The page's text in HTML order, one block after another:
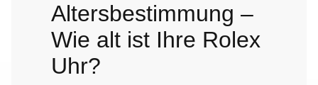
Altersbestimmung –
Wie alt ist Ihre Rolex
Uhr?